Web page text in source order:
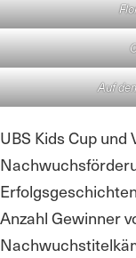
Auf
UBS Kids Cup
Anzahl Gewinner